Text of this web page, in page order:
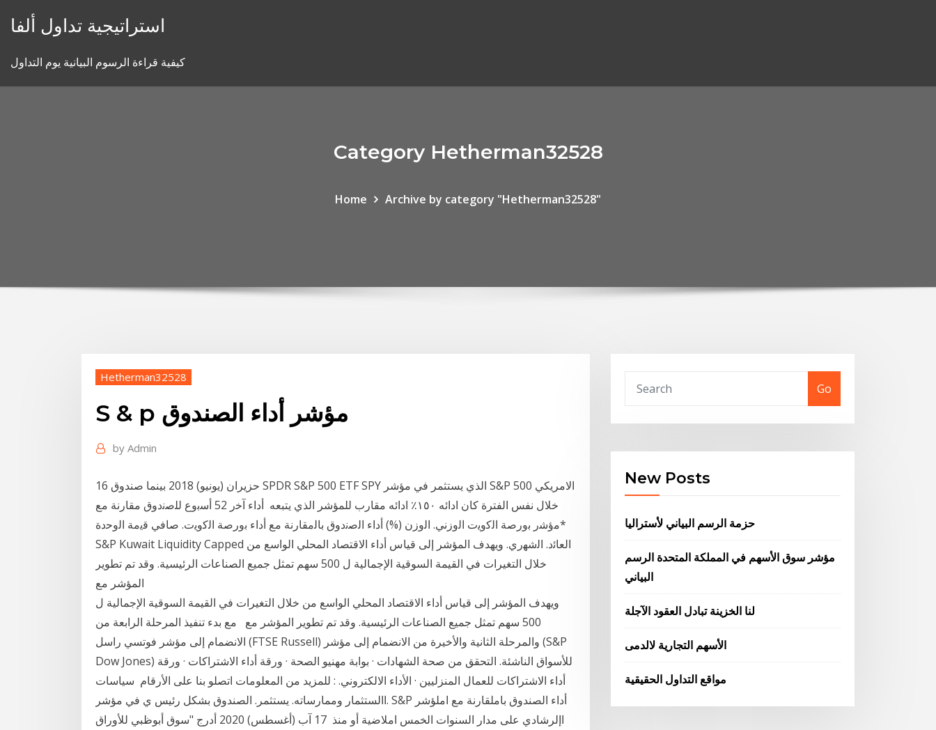
استراتيجية تداول ألفا
كيفية قراءة الرسوم البيانية يوم التداول
Category Hetherman32528
Home Archive by category "Hetherman32528"
Hetherman32528
S & p مؤشر أداء الصندوق
by Admin
16 حزيران (يونيو) 2018 بينما صندوق SPDR S&P 500 ETF SPY الذي يستثمر في مؤشر S&P 500 الامريكي
خلال نفس الفترة كان ادائه ١٥٠٪ ادائه مقارب للمؤشر الذي يتبعه أداء آﺧر 52 أﺳﺑوع ﻟﻠﺻﻧدوق ﻣﻘﺎرﻧﺔ ﻣﻊ
ﻣؤﺷر ﺑورﺻﺔ اﻟﻛوﯾت اﻟوزﻧﻲ. اﻟوزن (%) أداء اﻟﺻﻧدوق ﺑﺎﻟﻣﻘﺎرﻧﺔ ﻣﻊ أداء ﺑورﺻﺔ اﻟﻛوﯾت. ﺻﺎﻓﻲ ﻗﯾﻣﺔ اﻟوﺣدة*
S&P Kuwait Liquidity Capped اﻟﻌﺎﺋد. اﻟﺷﮭري. ويهدف المؤشر إلى قياس أداء الاقتصاد المحلي الواسع من
خلال التغيرات في القيمة السوقية الإجمالية ل 500 سهم تمثل جميع الصناعات الرئيسية. وقد تم تطوير
ويهدف المؤشر إلى قياس أداء الاقتصاد المحلي الواسع من خلال التغيرات في القيمة السوقية الإجمالية ل
500 سهم تمثل جميع الصناعات الرئيسية. وقد تم تطوير المؤشر مع مع بدء تنفيذ المرحلة الرابعة من
الانضمام إلى مؤشر فوتسي راسل (FTSE Russell) والمرحلة الثانية والأخيرة من الانضمام إلى مؤشر (S&P
Dow Jones) للأسواق الناشئة. التحقق من صحة الشهادات · بوابة مهنيو الصحة · ورقة أداء الاشتراكات · ورقة
أداء الاشتراكات للعمال المنزليين · الأداء الالكتروني. : للمزيد من المعلومات اتصلو بنا على الأرقام سياسات
االستثمار وممارساته. يستثمر. الصندوق بشكل رئيس ي في مؤشر. S&P أداء الصندوق باملقارنة مع املؤشر
اإلرشادي على مدار السنوات الخمس املاضية أو منذ 17 آب (أغسطس) 2020 أدرج "سوق أبوظبي للأوراق
Go
New Posts
حزمة الرسم البياني لأستراليا
مؤشر سوق الأسهم في المملكة المتحدة الرسم
البياني
لنا الخزينة تبادل العقود الآجلة
الأسهم التجارية لالدمى
مواقع التداول الحقيقية